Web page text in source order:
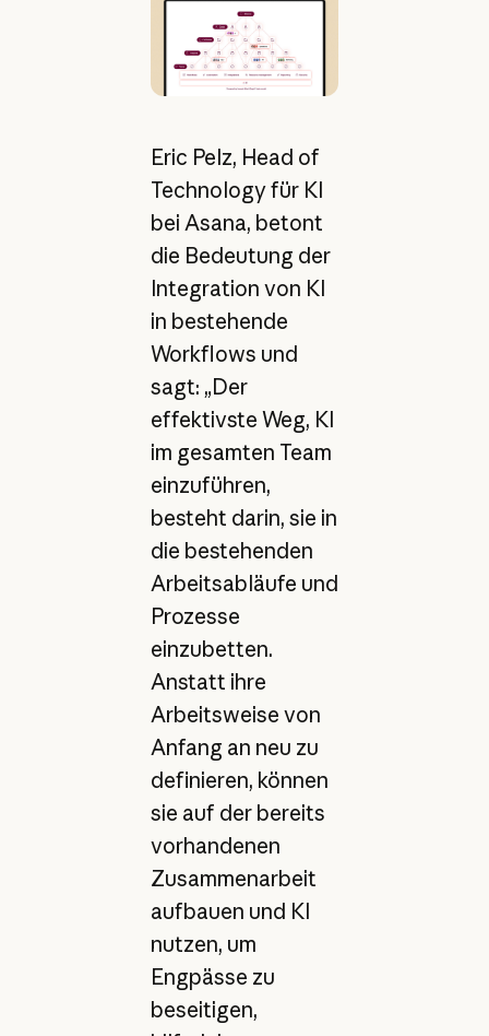
Eric Pelz, Head of
Technology für KI
bei Asana, betont
die Bedeutung der
Integration von KI
in bestehende
Workflows und
sagt: „Der
effektivste Weg, KI
im gesamten Team
einzuführen,
besteht darin, sie in
die bestehenden
Arbeitsabläufe und
Prozesse
einzubetten.
Anstatt ihre
Arbeitsweise von
Anfang an neu zu
definieren, können
sie auf der bereits
vorhandenen
Zusammenarbeit
aufbauen und KI
nutzen, um
Engpässe zu
beseitigen,